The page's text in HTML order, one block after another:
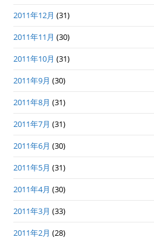
2011年12月 (31)
2011年11月 (30)
2011年10月 (31)
2011年9月 (30)
2011年8月 (31)
2011年7月 (31)
2011年6月 (30)
2011年5月 (31)
2011年4月 (30)
2011年3月 (33)
2011年2月 (28)